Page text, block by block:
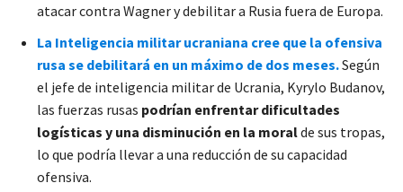
atacar contra Wagner y debilitar a Rusia fuera de Europa.
La Inteligencia militar ucraniana cree que la ofensiva
rusa se debilitará en un máximo de dos meses.Según
el jefe de inteligencia militar de Ucrania, Kyrylo Budanov,
las fuerzas rusas podrían enfrentar dificultades
logísticas y una disminución en la moralde sus tropas,
lo que podría llevar a una reducción de su capacidad
ofensiva.